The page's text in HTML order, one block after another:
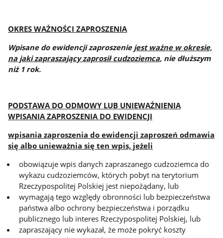
OKRES WAŻNOŚCI ZAPROSZENIA
Wpisane do ewidencji zaproszenie jest ważne w okresie,
na jaki zapraszający zaprosił cudzoziemca, nie dłuższym
niż 1 rok.
PODSTAWA DO ODMOWY LUB UNIEWAŻNIENIA
WPISANIA ZAPROSZENIA DO EWIDENCJI
wpisania zaproszenia do ewidencji zaproszeń odmawia
się albo unieważnia się ten wpis, jeżeli
obowiązuje wpis danych zapraszanego cudzoziemca do
wykazu cudzoziemców, których pobyt na terytorium
Rzeczypospolitej Polskiej jest niepożądany, lub
wymagają tego względy obronności lub bezpieczeństwa
państwa albo ochrony bezpieczeństwa i porządku
publicznego lub interes Rzeczypospolitej Polskiej, lub
zapraszający nie wykazał, że może pokryć koszty